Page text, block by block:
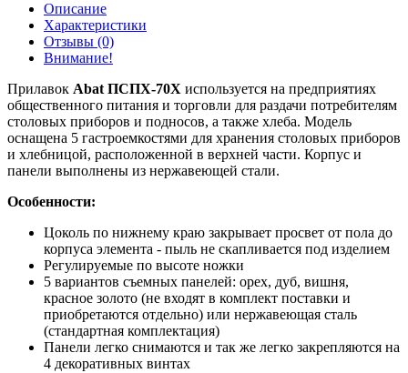
Описание
Характеристики
Отзывы (0)
Внимание!
Прилавок Abat ПСПХ-70Х используется на предприятиях
общественного питания и торговли для раздачи потребителям
столовых приборов и подносов, а также хлеба. Модель
оснащена 5 гастроемкостями для хранения столовых приборов
и хлебницой, расположенной в верхней части. Корпус и
панели выполнены из нержавеющей стали.
Особенности:
Цоколь по нижнему краю закрывает просвет от пола до
корпуса элемента - пыль не скапливается под изделием
Регулируемые по высоте ножки
5 вариантов съемных панелей: орех, дуб, вишня,
красное золото (не входят в комплект поставки и
приобретаются отдельно) или нержавеющая сталь
(стандартная комплектация)
Панели легко снимаются и так же легко закрепляются на
4 декоративных винтах